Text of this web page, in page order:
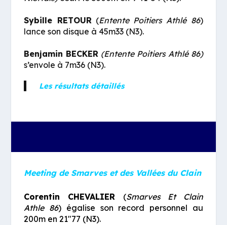
Sybille RETOUR (Entente Poitiers Athlé 86)
lance son disque à 45m33 (N3).
Benjamin BECKER (Entente Poitiers Athlé 86)
s’envole à 7m36 (N3).
Les résultats détaillés
Meeting de Smarves et des Vallées du Clain
Corentin CHEVALIER (Smarves Et Clain
Athle 86) égalise son record personnel au
200m en 21″77 (N3).